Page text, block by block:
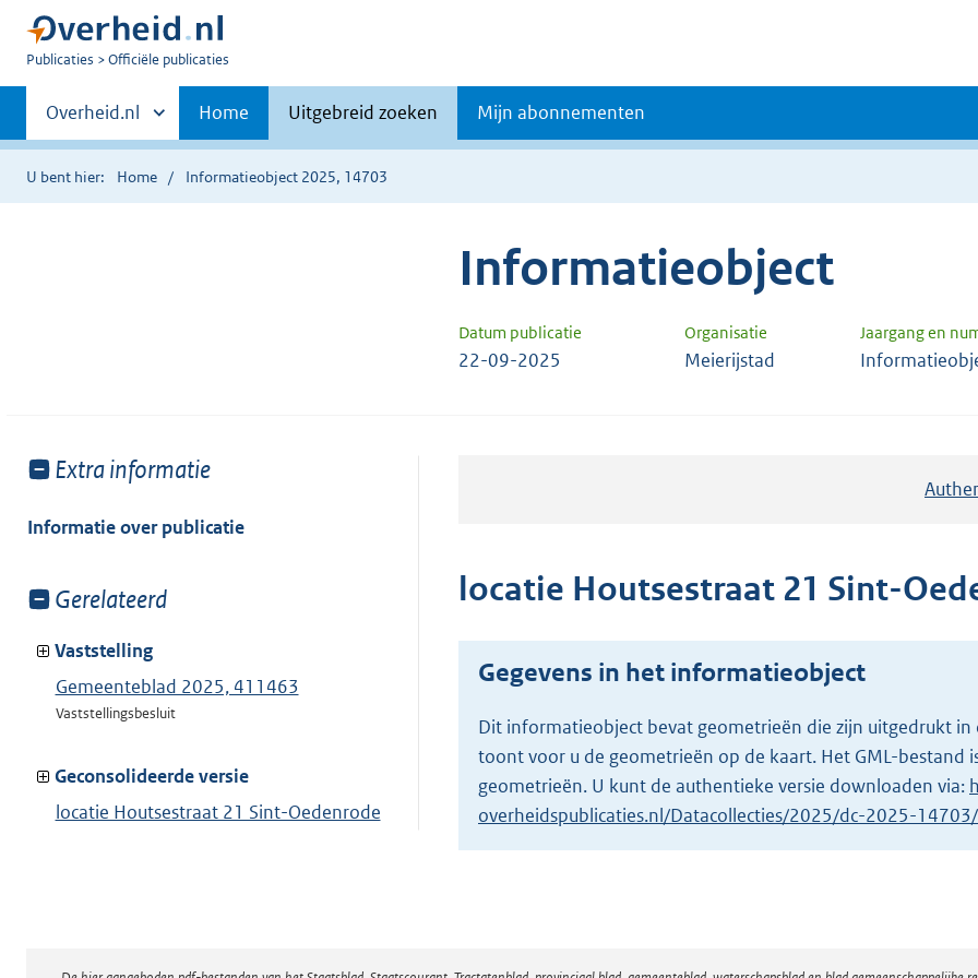
U
Publicaties Officiële publicaties
Primaire
navigatie
Andere
sites
binnen
Overheid.nl Home Uitgebreid zoeken Mijn abonnementen
U bent hier: Home Informatieobject 2025, 14703
Informatieobject
Datum publicatie Organisatie Jaargang en
22-09-2025 Meierijstad
Toon
van:
Extra informatie
Informatie over publicatie
Toon
van:
Gerelateerd
Vaststelling
Gemeenteblad 2025, 411463
Vaststellingsbesluit
Geconsolideerde versie
locatie Houtsestraat 21 Sint-Oedenrode
locatie Houtsestraat 21 Sint-
Gegevens in het informatieobject
Dit informatieobject bevat geometrieën die zijn uitgedrukt in
toont voor u de geometrieën op de kaart. Het GML-bestand
geometrieën. U kunt de authentieke versie downloaden via:
overheidspublicaties.nl/Datacollecties/2025/dc-2025-